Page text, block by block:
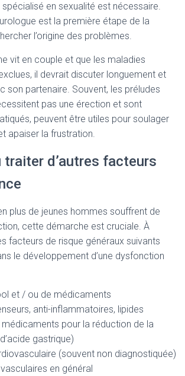
en sexualité est nécessaire.
est la première étape de la
l’origine des problèmes.
vit en couple et que les maladies
il devrait discuter longuement et
son partenaire. Souvent, les préludes
pas une érection et sont
peuvent être utiles pour soulager
apaiser la frustration.
traiter d’autres facteurs
plus de jeunes hommes souffrent de
cette démarche est cruciale. À
facteurs de risque généraux suivants
le développement d’une dysfonction
et / ou de médicaments
anti-inflammatoires, lipides
médicaments pour la réduction de la
gastrique)
(souvent non diagnostiquée)
en général